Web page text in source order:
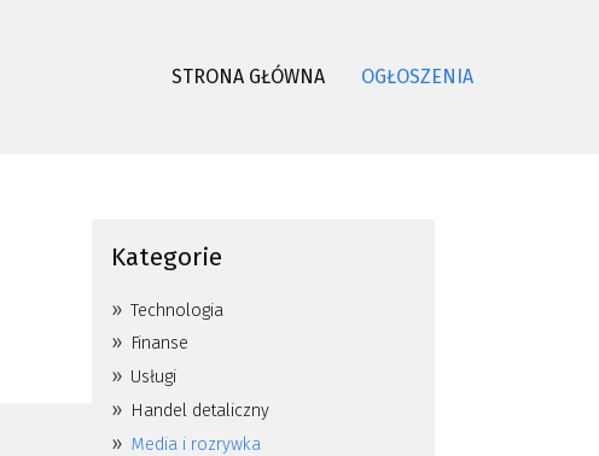
STRONA GŁÓWNA OGŁOSZENIA
Kategorie
Technologia
Finanse
Usługi
Handel detaliczny
Media i rozrywka